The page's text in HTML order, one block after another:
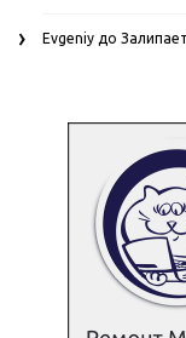
Evgeniy до